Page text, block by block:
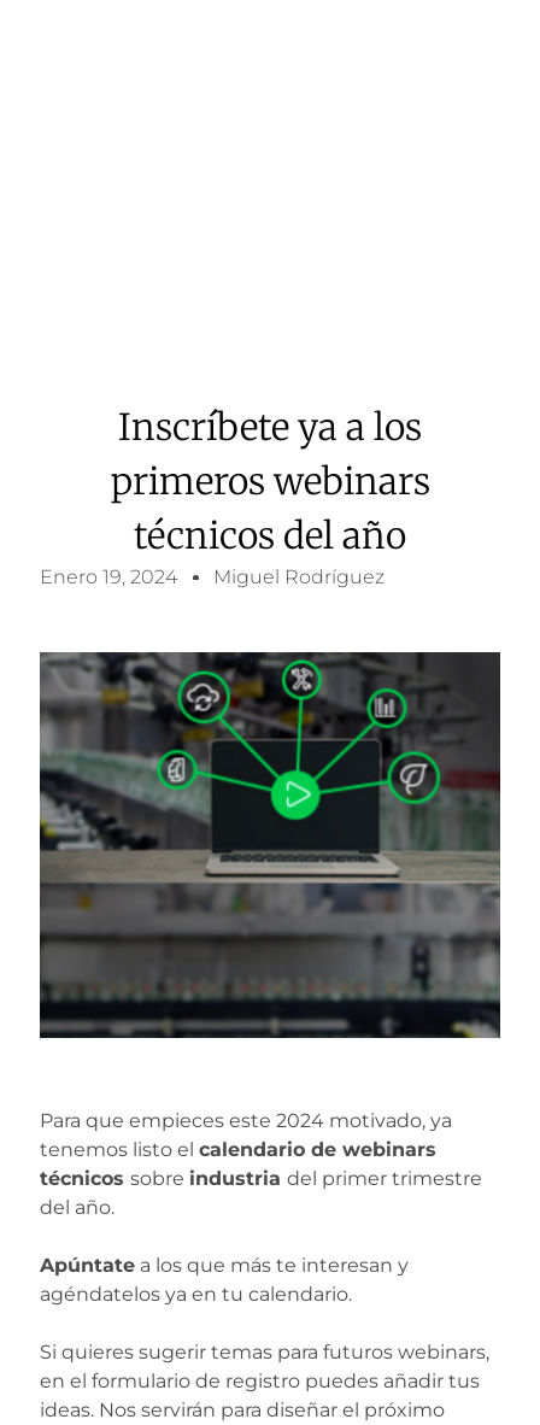
Inscríbete ya a los
primeros webinars
técnicos del año
Enero 19, 2024 Miguel Rodríguez
Para que empieces este 2024 motivado, ya
tenemos listo el calendario de webinars
técnicos sobre industria del primer trimestre
del año.
Apúntate a los que más te interesan y
agéndatelos ya en tu calendario.
Si quieres sugerir temas para futuros webinars,
en el formulario de registro puedes añadir tus
ideas. Nos servirán para diseñar el próximo